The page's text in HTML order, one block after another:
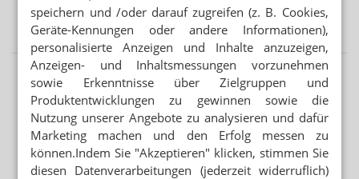
speichern und /oder darauf zugreifen (z. B. Cookies,
Geräte-Kennungen oder andere Informationen),
personalisierte Anzeigen und Inhalte anzuzeigen,
Anzeigen- und Inhaltsmessungen vorzunehmen
sowie Erkenntnisse über Zielgruppen und
Produktentwicklungen zu gewinnen sowie die
Nutzung unserer Angebote zu analysieren und dafür
Marketing machen und den Erfolg messen zu
können.Indem Sie "Akzeptieren" klicken, stimmen Sie
diesen Datenverarbeitungen (jederzeit widerruflich)
Kinder und soziale Medien: Ärzte kritisieren
Elternversagen